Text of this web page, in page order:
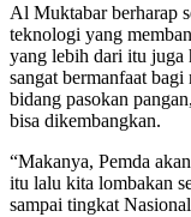
Al Muktabar berharap
teknologi yang
yang lebih dari itu juga
sangat bermanfaat
bidang pasokan
bisa dikembangkan.
“Makanya, Pemda
itu lalu kita lombakan
sampai tingkat